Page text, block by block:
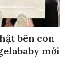
bên con
mới